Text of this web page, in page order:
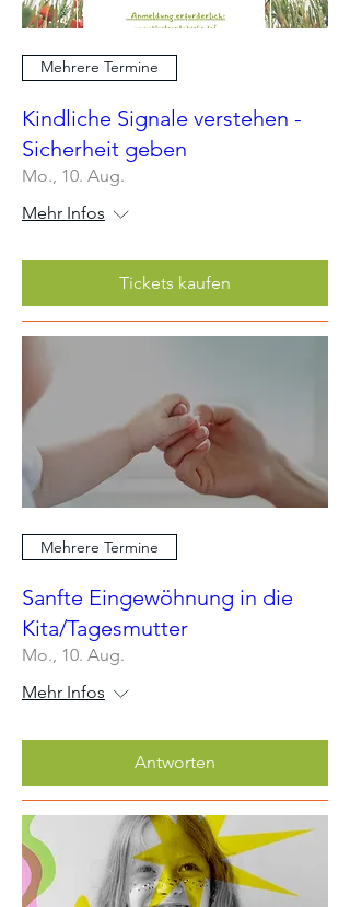
Mehrere Termine
Kindliche Signale verstehen -
Sicherheit geben
Mo., 10. Aug.
Mehr Infos
Tickets kaufen
Mehrere Termine
Sanfte Eingewöhnung in die
Kita/Tagesmutter
Mo., 10. Aug.
Mehr Infos
Antworten